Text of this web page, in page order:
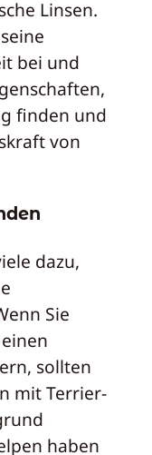
Linsen.
bei und
finden und
von
dazu,
Sie
sollten
mit Terrier-
haben